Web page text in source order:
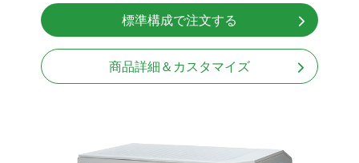
無線LAN Bluetooth対応
Windows11 Home 64bit
標準構成で注文する
商品詳細＆カスタマイズ